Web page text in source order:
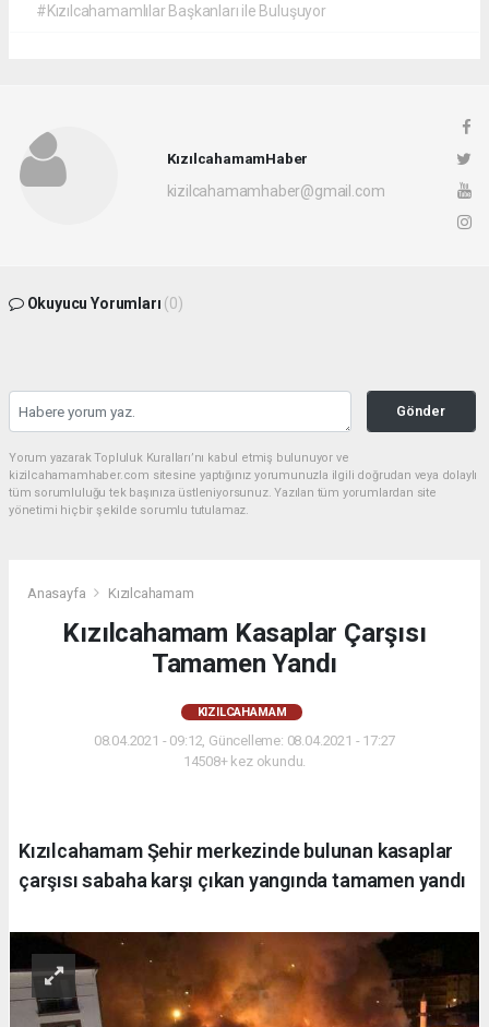
#Kızılcahamamlılar Başkanları ile Buluşuyor
KızılcahamamHaber
kizilcahamamhaber@gmail.com
Okuyucu Yorumları (0)
Gönder
Yorum yazarak Topluluk Kuralları’nı kabul etmiş bulunuyor ve
kizilcahamamhaber.com sitesine yaptığınız yorumunuzla ilgili doğrudan veya dolaylı
tüm sorumluluğu tek başınıza üstleniyorsunuz. Yazılan tüm yorumlardan site
yönetimi hiçbir şekilde sorumlu tutulamaz.
Anasayfa Kızılcahamam
Kızılcahamam Kasaplar Çarşısı
Tamamen Yandı
KIZILCAHAMAM
08.04.2021 - 09:12, Güncelleme: 08.04.2021 - 17:27
14508+ kez okundu.
Kızılcahamam Şehir merkezinde bulunan kasaplar
çarşısı sabaha karşı çıkan yangında tamamen yandı